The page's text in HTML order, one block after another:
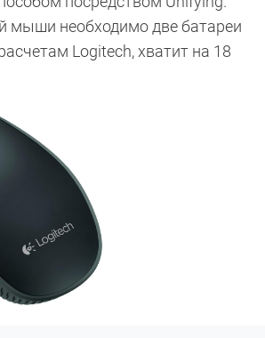
мыши необходимо две батареи
Logitech, хватит на 18